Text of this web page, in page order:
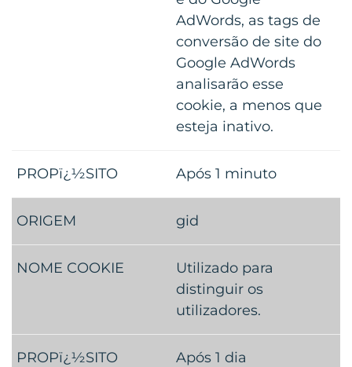
AdWords, as tags de
conversão de site do
Google AdWords
analisarão esse
cookie, a menos que
esteja inativo.
Após 1 minuto
gid
Utilizado para
distinguir os
utilizadores.
Após 1 dia